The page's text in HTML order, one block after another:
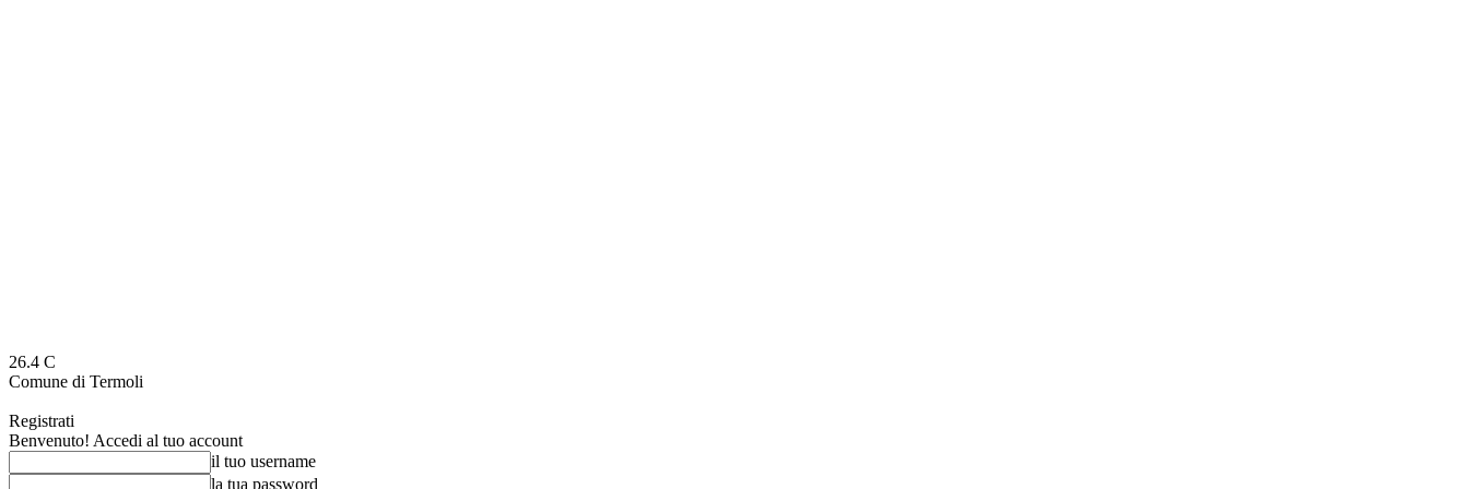
26.4 C
Comune di Termoli
Registrati
Benvenuto! Accedi al tuo account
il tuo username
la tua password